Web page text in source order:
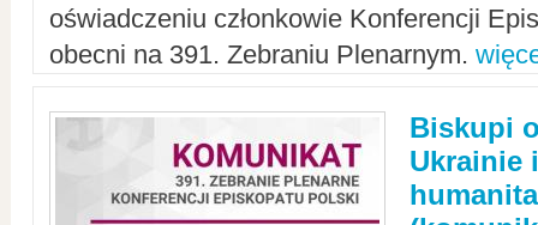
oświadczeniu członkowie Konferencji
obecni na 391. Zebraniu Plenarnym.
Biskupi
Ukrainie